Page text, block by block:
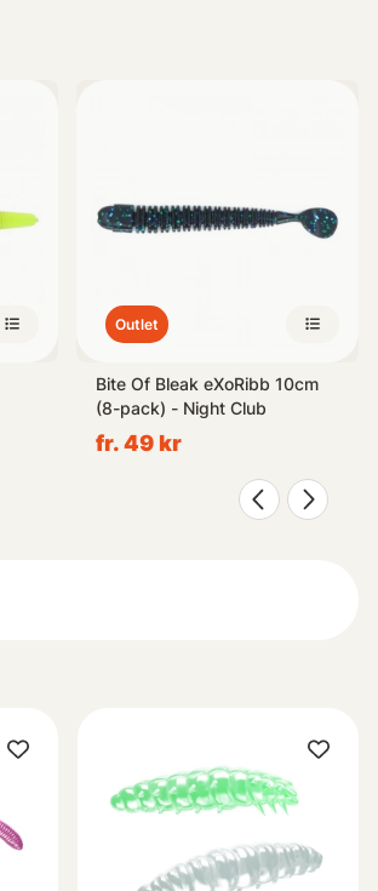
Med produkter från
av krabborbete (creature baits)
hos våra Kräftor & Creaturebaits idag
Outlet
Bite Of Bleak eXoRibb 10cm
(8-pack) - Night Club
fr. 49 kr